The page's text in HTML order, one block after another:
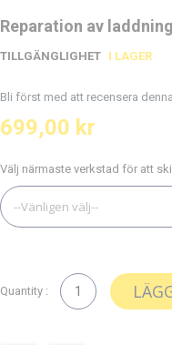
Hoppa
slutet
bildgalleriet
Hoppa
början
bildgalleriet
Reparation av
TILLGÄNGLIGHET I LAGER
Bli först med att recensera
699,00 kr
Välj närmaste verkstad för att
Quantity :